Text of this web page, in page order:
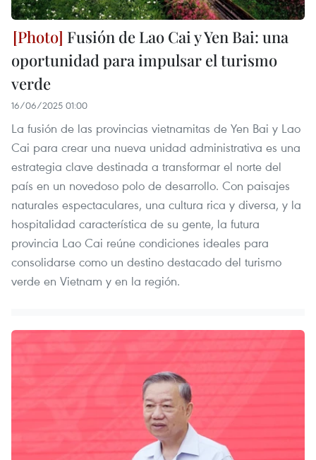
Fusión de Lao Cai y Yen Bai: una
oportunidad para impulsar el turismo
verde
16/06/2025 01:00
La fusión de las provincias vietnamitas de Yen Bai y Lao
Cai para crear una nueva unidad administrativa es una
estrategia clave destinada a transformar el norte del
país en un novedoso polo de desarrollo. Con paisajes
naturales espectaculares, una cultura rica y diversa, y la
hospitalidad característica de su gente, la futura
provincia Lao Cai reúne condiciones ideales para
consolidarse como un destino destacado del turismo
verde en Vietnam y en la región.